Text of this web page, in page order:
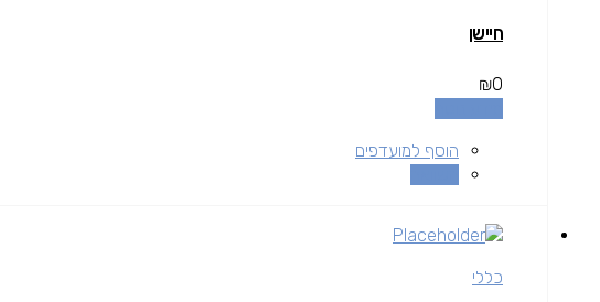
חיישן
₪0
הוסף למועדפים
כללי